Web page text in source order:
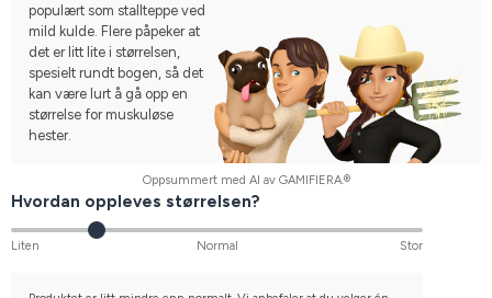
populært som stallteppe ved
mild kulde. Flere påpeker at
det er litt lite i størrelsen,
spesielt rundt bogen, så det
kan være lurt å gå opp en
størrelse for muskuløse
hester.
Oppsummert med AI av GAMIFIERA.®
Hvordan oppleves størrelsen?
Liten Normal Stor